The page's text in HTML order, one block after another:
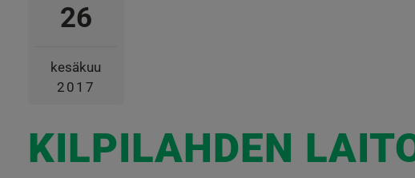
26
kesäkuu
2017
KILPILAHDEN